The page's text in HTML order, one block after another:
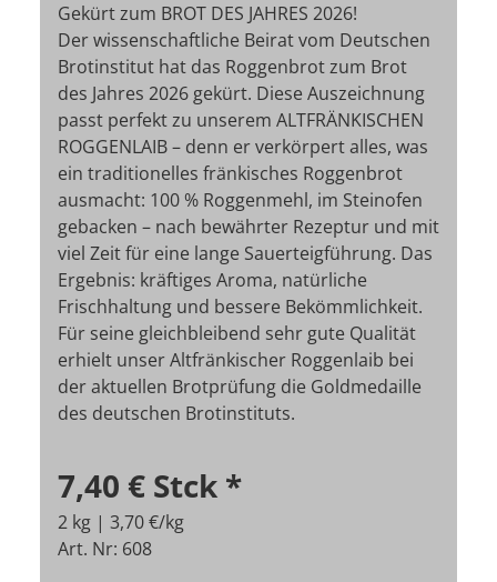
Gekürt zum BROT DES JAHRES 2026!
Der wissenschaftliche Beirat vom Deutschen
Brotinstitut hat das Roggenbrot zum Brot
des Jahres 2026 gekürt. Diese Auszeichnung
passt perfekt zu unserem ALTFRÄNKISCHEN
ROGGENLAIB – denn er verkörpert alles, was
ein traditionelles fränkisches Roggenbrot
ausmacht: 100 % Roggenmehl, im Steinofen
gebacken – nach bewährter Rezeptur und mit
viel Zeit für eine lange Sauerteigführung. Das
Ergebnis: kräftiges Aroma, natürliche
Frischhaltung und bessere Bekömmlichkeit.
Für seine gleichbleibend sehr gute Qualität
erhielt unser Altfränkischer Roggenlaib bei
der aktuellen Brotprüfung die Goldmedaille
des deutschen Brotinstituts.
7,40 € Stck *
2 kg | 3,70 €/kg
Art. Nr: 608